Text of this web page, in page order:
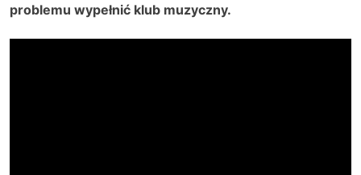
problemu wypełnić klub muzyczny.